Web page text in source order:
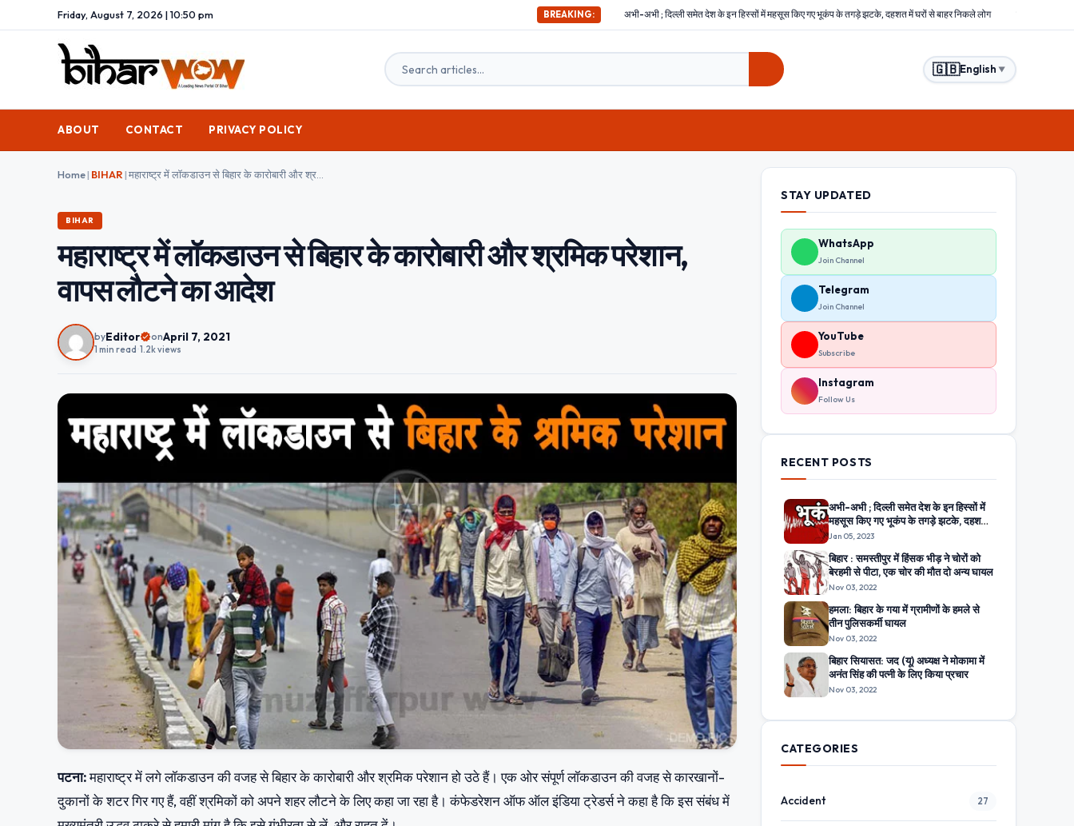
Friday, August 7, 2026 | 10:50 pm BREAKING:
अभी-अभी ; दिल्ली समेत देश के इन हिस्सों में महसूस किए गए भूकंप के तगड़े झटके, दहशत में घरों से बाहर निकले लोग बिहार : समस्तीपुर में हिंसक भीड़ ने चोरों को
🇬🇧English ▼
ABOUT CONTACT PRIVACY POLICY
Home| BIHAR|
BIHAR
महाराष्ट्र में लॉकडाउन से बिहार के कारोबारी और श्रमिक परेशान,
वापस लौटने का आदेश
byEditor onApril 7, 2021
1 min read 1.2k views
पटना:महाराष्ट्र में लगे लॉकडाउन की वजह से बिहार के कारोबारी और श्रमिक परेशान हो उठे हैं। एक ओर संपूर्ण लॉकडाउन की वजह से कारखानों-
दुकानों के शटर गिर गए हैं, वहीं श्रमिकों को अपने शहर लौटने के लिए कहा जा रहा है। कंफेडरेशन ऑफ ऑल इंडिया ट्रेडर्स ने कहा है कि इस संबंध में
STAY UPDATED
WhatsApp
Join Channel
Telegram
Join Channel
YouTube
Subscribe
Instagram
Follow Us
RECENT POSTS
अभी-अभी ; दिल्ली समेत देश के इन हिस्सों में
महसूस किए गए भूकंप के तगड़े झटके, दहशत
में घरों से बाहर निकले लोग
Jan 05, 2023
बिहार : समस्तीपुर में हिंसक भीड़ ने चोरों को
बेरहमी से पीटा, एक चोर की मौत दो अन्य घायल
Nov 03, 2022
हमला: बिहार के गया में ग्रामीणों के हमले से
तीन पुलिसकर्मी घायल
Nov 03, 2022
बिहार सियासत: जद (यू) अध्यक्ष ने मोकामा में
अनंत सिंह की पत्नी के लिए किया प्रचार
Nov 03, 2022
CATEGORIES
Accident 27